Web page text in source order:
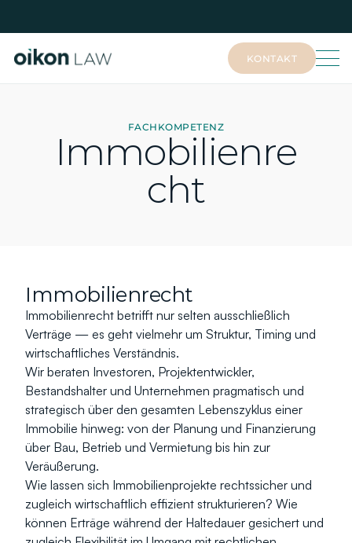
KONTAKT
FACHKOMPETENZ
Immobilienre
cht
Immobilienrecht
Immobilienrecht betrifft nur selten ausschließlich
Verträge — es geht vielmehr um Struktur, Timing und
wirtschaftliches Verständnis.
Wir beraten Investoren, Projektentwickler,
Bestandshalter und Unternehmen pragmatisch und
strategisch über den gesamten Lebenszyklus einer
Immobilie hinweg: von der Planung und Finanzierung
über Bau, Betrieb und Vermietung bis hin zur
Veräußerung.
Wie lassen sich Immobilienprojekte rechtssicher und
zugleich wirtschaftlich effizient strukturieren? Wie
können Erträge während der Haltedauer gesichert und